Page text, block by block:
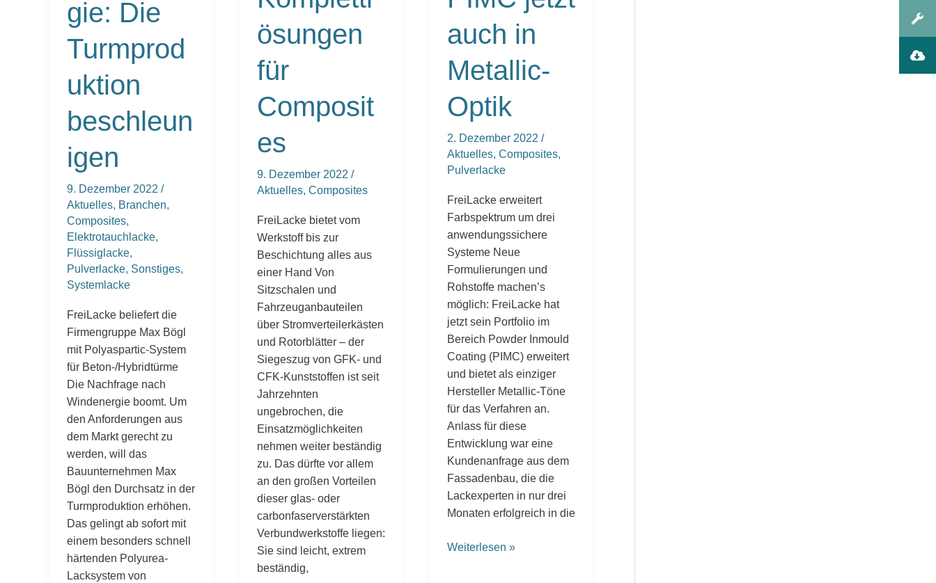
gie: Die
Turmprod
uktion
beschleun
igen
9. Dezember 2022 /
Aktuelles, Branchen,
Composites,
Elektrotauchlacke,
Flüssiglacke,
Pulverlacke, Sonstiges,
Systemlacke
FreiLacke beliefert die
Firmengruppe Max Bögl
mit Polyaspartic-System
für Beton-/Hybridtürme
Die Nachfrage nach
Windenergie boomt. Um
den Anforderungen aus
dem Markt gerecht zu
werden, will das
Bauunternehmen Max
Bögl den Durchsatz in der
Turmproduktion erhöhen.
Das gelingt ab sofort mit
einem besonders schnell
härtenden Polyurea-
Lacksystem von
ösungen
für
Composit
es
9. Dezember 2022 /
Aktuelles, Composites
FreiLacke bietet vom
Werkstoff bis zur
Beschichtung alles aus
einer Hand Von
Sitzschalen und
Fahrzeuganbauteilen
über Stromverteilerkästen
und Rotorblätter – der
Siegeszug von GFK- und
CFK-Kunststoffen ist seit
Jahrzehnten
ungebrochen, die
Einsatzmöglichkeiten
nehmen weiter beständig
zu. Das dürfte vor allem
an den großen Vorteilen
dieser glas- oder
carbonfaserverstärkten
Verbundwerkstoffe liegen:
Sie sind leicht, extrem
beständig,
auch in
Metallic-
Optik
2. Dezember 2022 /
Aktuelles, Composites,
Pulverlacke
FreiLacke erweitert
Farbspektrum um drei
anwendungssichere
Systeme Neue
Formulierungen und
Rohstoffe machen’s
möglich: FreiLacke hat
jetzt sein Portfolio im
Bereich Powder Inmould
Coating (PIMC) erweitert
und bietet als einziger
Hersteller Metallic-Töne
für das Verfahren an.
Anlass für diese
Entwicklung war eine
Kundenanfrage aus dem
Fassadenbau, die die
Lackexperten in nur drei
Monaten erfolgreich in die
Weiterlesen »